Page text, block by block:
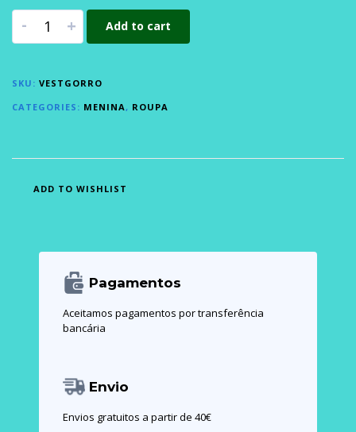
- + Add to cart
SKU: VESTGORRO
CATEGORIES: MENINA, ROUPA
ADD TO WISHLIST
Pagamentos
Aceitamos pagamentos por transferência
bancária
Envio
Envios gratuitos a partir de 40€